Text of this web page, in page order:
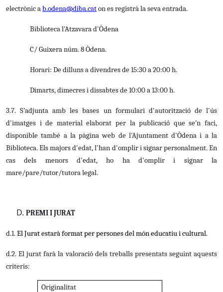
electrònic ab.odena@diba.caton es registrà la seva entrada.
Biblioteca l'Atzavara d'Òdena
C/ Guixera núm. 8 Òdena.
Horari: De dilluns a divendres de 15:30 a 20:00 h.
Dimarts, dimecres i dissabtes de 10:00 a 13:00 h.
3.7. S’adjunta amb les bases un formulari d'autorització de l'ús
d'imatges i de material elaborat per la publicació que se’n faci,
disponible també a la pàgina web de l'Ajuntament d'Òdena i a la
Biblioteca. Els majors d'edat, l'han d'omplir i signar personalment. En
cas dels menors d'edat, ho ha d'omplir i signar la
mare/pare/tutor/tutora legal.
PREMI I JURAT
d.1.El Jurat estarà format per persones del món educatiu i cultural.
d.2. El jurat farà la valoració dels treballs presentats seguint aquests
criteris:
Originalitat